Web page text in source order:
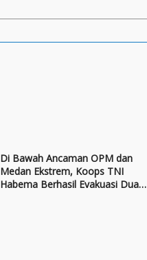
Di Bawah Ancaman OPM dan
Medan Ekstrem, Koops TNI
Habema Berhasil Evakuasi Dua